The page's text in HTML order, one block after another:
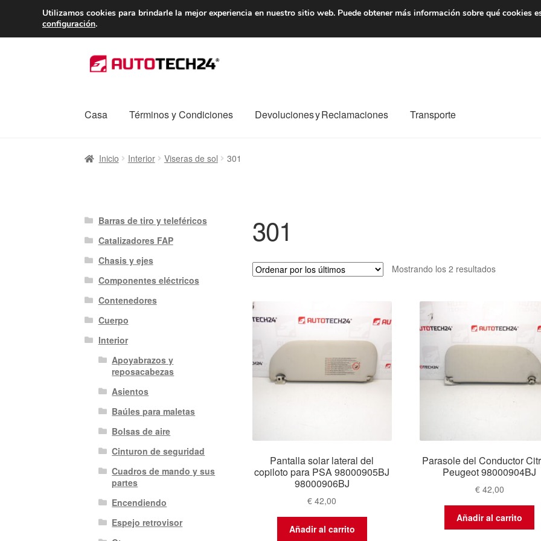
ENTREGA desde 7 EUR De lunes a viernes
Ir
a
Ir
al
Casa
Términos y Condiciones Devoluciones y Reclamaciones Transporte
InicioCaja registradoraCarro Contacto
Inicio Interior Viseras de sol 301
301
Mostrando los 2 resultadosOrdenado
Pantalla solar lateral del
copiloto para PSA 98000905BJ
98000906BJ
€ 42,00
Añadir al carrito
Parasole del Conductor
Peugeot 98000904BJ
€42,00
Añadir al carrito
Barras de tiro y teleféricos
Catalizadores FAP
Chasis y ejes
Componentes eléctricos
Contenedores
Cuerpo
Interior
Apoyabrazos y
reposacabezas
Asientos
Baúles para maletas
Bolsas de aire
Cinturon de seguridad
Cuadros de mando y sus
partes
Encendiendo
Espejo retrovisor
Utilizamos cookies para brindarle la mejor experiencia en nuestro sitio web. Puede obtener más información sobre qué cookies
configuración.